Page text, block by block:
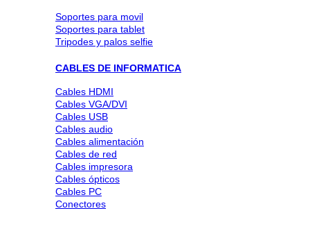
Soportes para movil
Soportes para tablet
Tripodes y palos selfie
CABLES DE INFORMATICA
Cables HDMI
Cables VGA/DVI
Cables USB
Cables audio
Cables alimentación
Cables de red
Cables impresora
Cables ópticos
Cables PC
Conectores